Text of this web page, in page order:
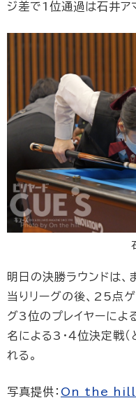
ジ差で1位通過は石井ア
明日の決勝ラウンドは
当りリーグの後、25点ゲ
グ3位のプレイヤーによ
名による3・４位決定戦
れる。
写真提供： On the